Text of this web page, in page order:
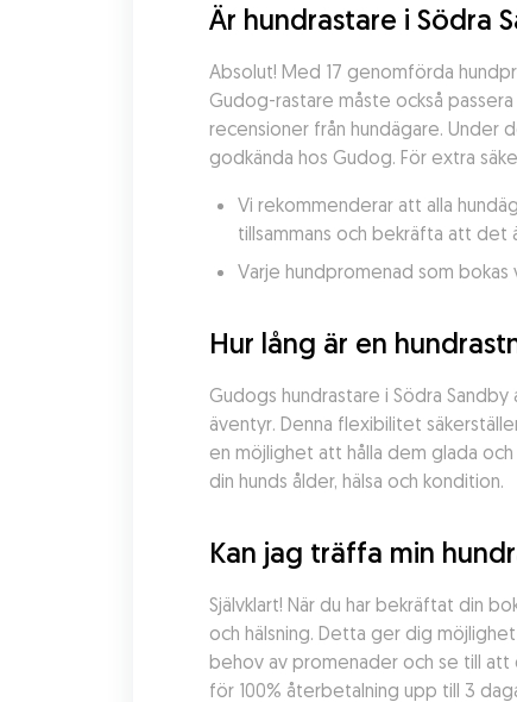
Är hundrastare i Södra
Absolut! Med 17 genomförda
Gudog-rastare måste också
recensioner från hundägare. Under
godkända hos Gudog. För extra
Vi rekommenderar att alla
tillsammans och bekräfta att det
Varje hundpromenad som
Hur lång är en
Gudogs hundrastare i Södra
äventyr. Denna flexibilitet
en möjlighet att hålla dem glada
din hunds ålder, hälsa och kondition.
Kan jag träffa min
Självklart! När du har bekräftat din
och hälsning. Detta ger dig
behov av promenader och se till att
för 100% återbetalning upp till 3